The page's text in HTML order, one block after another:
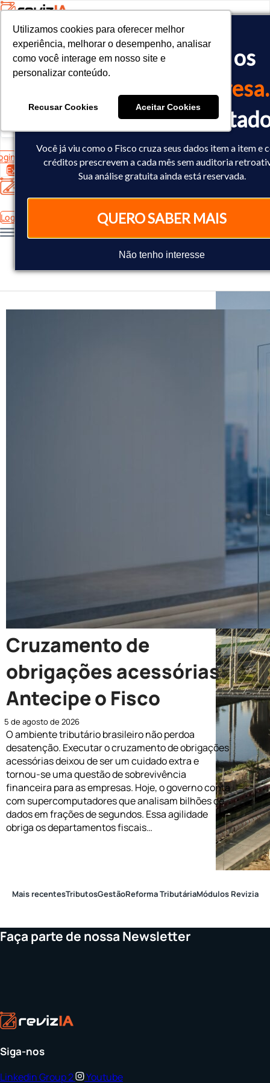
O Fisco já cruzou os
da sua empresa.
Você já sabe o
Você já viu como o Fisco cruza seus dados item a item e
créditos prescrevem a cada mês sem auditoria
Sua análise gratuita ainda está reservada.
QUERO SABER MAIS
Não tenho interesse
Utilizamos cookies para oferecer melhor
experiência, melhorar o desempenho, analisar
como você interage em nosso site e
personalizar conteúdo.
Recusar Cookies Aceitar Cookies
Utilizamos cookies para oferecer melhor
experiência, melhorar o desempenho, analisar
como você interage em nosso site e
personalizar conteúdo.
Recusar Cookies Aceitar Cookies
<!-- Google tag (gtag.js) -->
<script async src="https://www.googletagmanager.com/gtag/
<script>
  window.dataLayer = window.dataLayer || [];
  gtag('config', 'AW-10793602440');
Experimente Grátis
Login
Cruzamento de
obrigações acessórias:
Antecipe o Fisco
5 de agosto de 2026
O ambiente tributário brasileiro não perdoa
desatenção. Executar o cruzamento de obrigações
acessórias deixou de ser um cuidado extra e
tornou-se uma questão de sobrevivência
financeira para as empresas. Hoje, o governo conta
com supercomputadores que analisam bilhões de
dados em frações de segundos. Essa agilidade
obriga os departamentos fiscais…
Mais recentesTributosGestãoReforma TributáriaMódulos Revizia
Faça parte de nossa Newsletter
Siga-nos
LinkedinGroup 2 Youtube